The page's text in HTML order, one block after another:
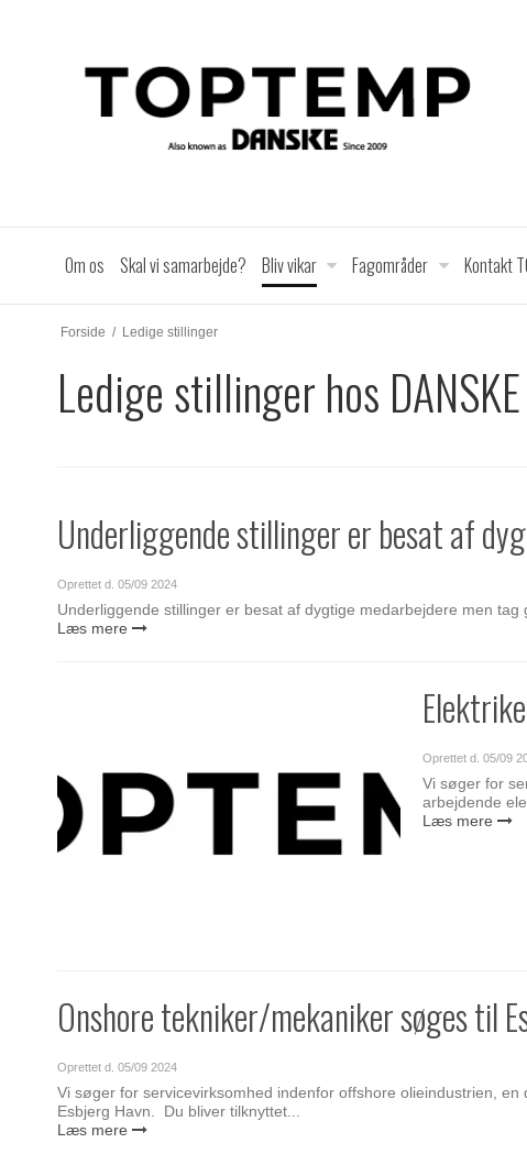
Om os Skal vi samarbejde? Bliv vikar Fagområder Kontakt
Forside / Ledige stillinger
Ledige stillinger hos
Underliggende stillinger er besat af
Oprettet d. 05/09 2024
Underliggende stillinger er besat af dygtige medarbejdere men tag
Læs mere
Oprettet d.05/09
Vi søger for
arbejdende
Læs mere
Onshore tekniker/mekaniker søges til
Oprettet d. 05/09 2024
Vi søger for servicevirksomhed indenfor offshore olieindustrien,
Esbjerg Havn. Du bliver tilknyttet...
Læs mere